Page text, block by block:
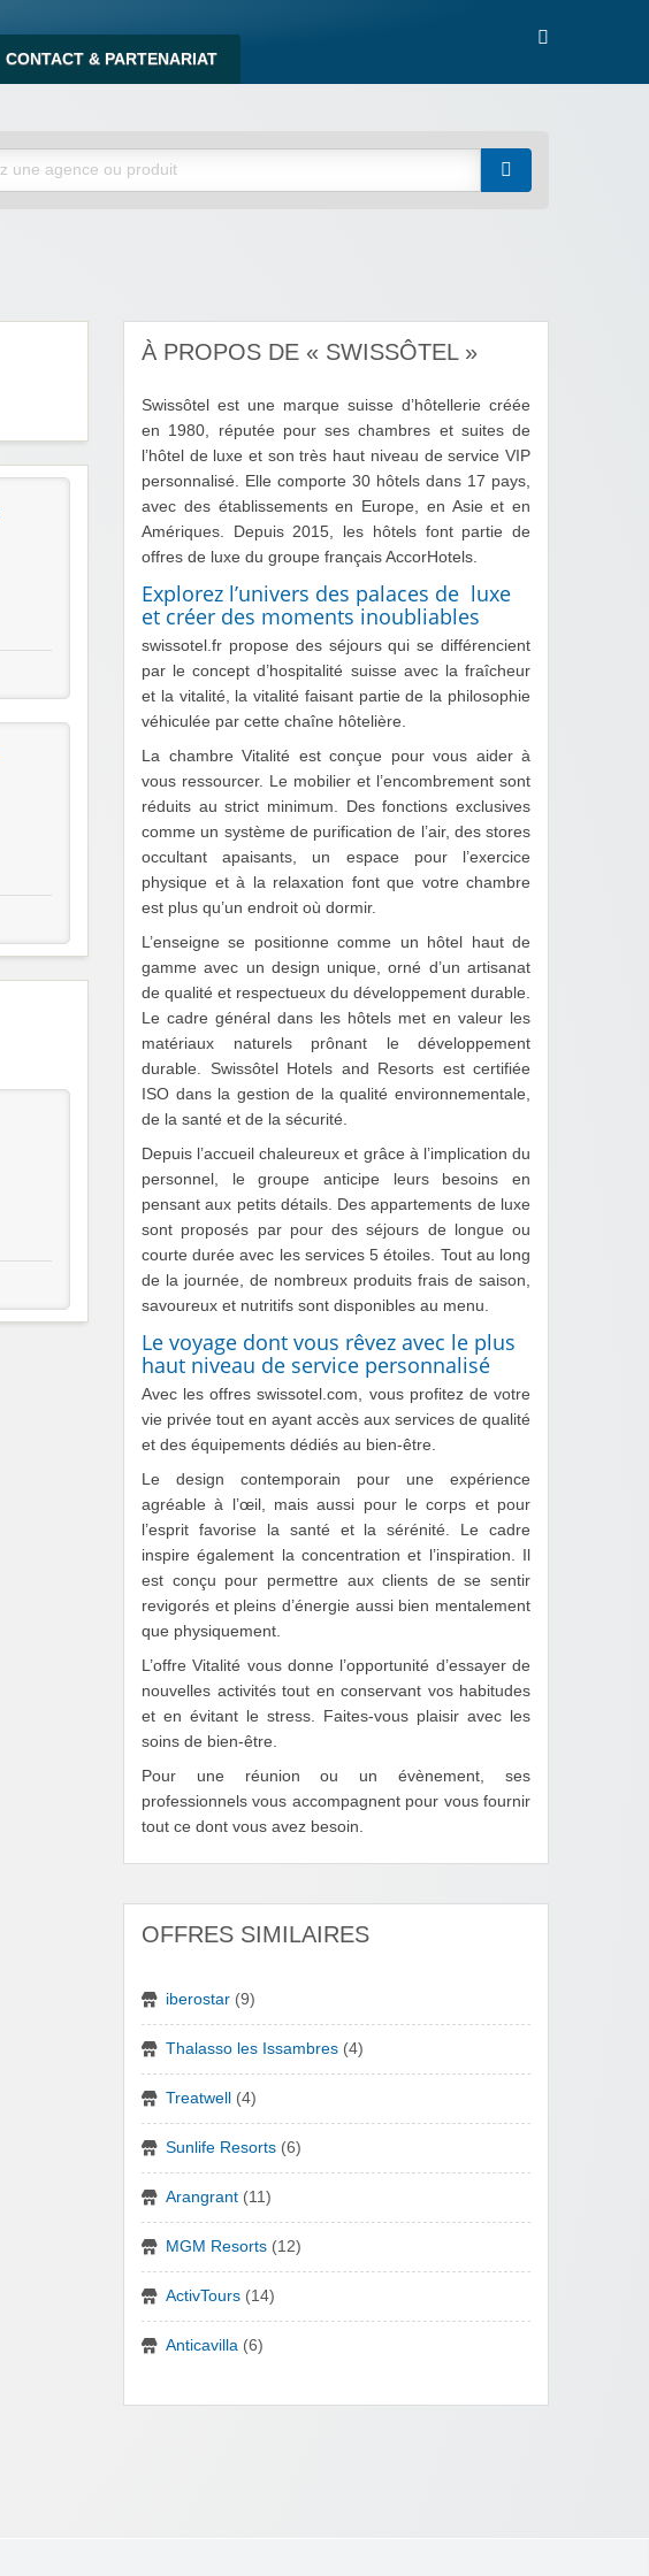
CONTACT & PARTENARIAT
À PROPOS DE « SWISSÔTEL »
Swissôtel est une marque suisse d’hôtellerie créée
en 1980, réputée pour ses chambres et suites de
l’hôtel de luxe et son très haut niveau de service VIP
personnalisé. Elle comporte 30 hôtels dans 17 pays,
avec des établissements en Europe, en Asie et en
Amériques. Depuis 2015, les hôtels font partie de
offres de luxe du groupe français AccorHotels.
Explorez l’univers des palaces de luxe
et créer des moments inoubliables
swissotel.fr propose des séjours qui se différencient
par le concept d’hospitalité suisse avec la fraîcheur
et la vitalité, la vitalité faisant partie de la philosophie
véhiculée par cette chaîne hôtelière.
La chambre Vitalité est conçue pour vous aider à
vous ressourcer. Le mobilier et l’encombrement sont
réduits au strict minimum. Des fonctions exclusives
comme un système de purification de l’air, des stores
occultant apaisants, un espace pour l’exercice
physique et à la relaxation font que votre chambre
est plus qu’un endroit où dormir.
L’enseigne se positionne comme un hôtel haut de
gamme avec un design unique, orné d’un artisanat
de qualité et respectueux du développement durable.
Le cadre général dans les hôtels met en valeur les
matériaux naturels prônant le développement
durable. Swissôtel Hotels and Resorts est certifiée
ISO dans la gestion de la qualité environnementale,
de la santé et de la sécurité.
Depuis l’accueil chaleureux et grâce à l’implication du
personnel, le groupe anticipe leurs besoins en
pensant aux petits détails. Des appartements de luxe
sont proposés par pour des séjours de longue ou
courte durée avec les services 5 étoiles. Tout au long
de la journée, de nombreux produits frais de saison,
savoureux et nutritifs sont disponibles au menu.
Le voyage dont vous rêvez avec le plus
haut niveau de service personnalisé
Avec les offres swissotel.com, vous profitez de votre
vie privée tout en ayant accès aux services de qualité
et des équipements dédiés au bien-être.
Le design contemporain pour une expérience
agréable à l’œil, mais aussi pour le corps et pour
l’esprit favorise la santé et la sérénité. Le cadre
inspire également la concentration et l’inspiration. Il
est conçu pour permettre aux clients de se sentir
revigorés et pleins d’énergie aussi bien mentalement
que physiquement.
L’offre Vitalité vous donne l’opportunité d’essayer de
nouvelles activités tout en conservant vos habitudes
et en évitant le stress. Faites-vous plaisir avec les
soins de bien-être.
Pour une réunion ou un évènement, ses
professionnels vous accompagnent pour vous fournir
tout ce dont vous avez besoin.
OFFRES SIMILAIRES
iberostar (9)
Thalasso les Issambres (4)
Treatwell (4)
Sunlife Resorts (6)
Arangrant (11)
MGM Resorts (12)
ActivTours (14)
Anticavilla (6)